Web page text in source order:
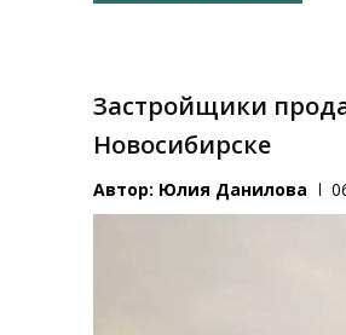
Застройщики
Новосибирске
Автор: Юлия Данилова